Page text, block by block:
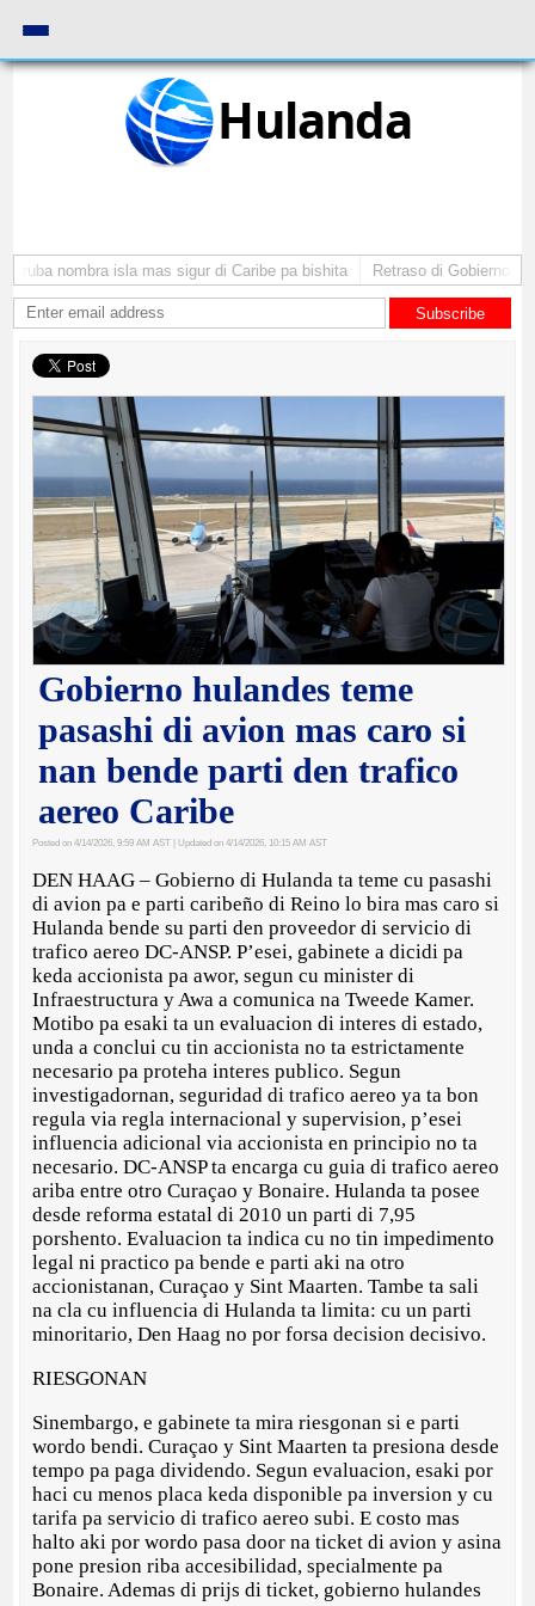
Hulanda
nombra isla mas sigur di Caribe pa bishita Retraso di Gobierno ta
Subscribe
Gobierno hulandes teme
pasashi di avion mas caro si
nan bende parti den trafico
aereo Caribe
Posted on 4/14/2026, 9:59 AM AST | Updated on 4/14/2026, 10:15 AM AST
DEN HAAG – Gobierno di Hulanda ta teme cu pasashi
di avion pa e parti caribeño di Reino lo bira mas caro si
Hulanda bende su parti den proveedor di servicio di
trafico aereo DC-ANSP. P’esei, gabinete a dicidi pa
keda accionista pa awor, segun cu minister di
Infraestructura y Awa a comunica na Tweede Kamer.
Motibo pa esaki ta un evaluacion di interes di estado,
unda a conclui cu tin accionista no ta estrictamente
necesario pa proteha interes publico. Segun
investigadornan, seguridad di trafico aereo ya ta bon
regula via regla internacional y supervision, p’esei
influencia adicional via accionista en principio no ta
necesario. DC-ANSP ta encarga cu guia di trafico aereo
ariba entre otro Curaçao y Bonaire. Hulanda ta posee
desde reforma estatal di 2010 un parti di 7,95
porshento. Evaluacion ta indica cu no tin impedimento
legal ni practico pa bende e parti aki na otro
accionistanan, Curaçao y Sint Maarten. Tambe ta sali
na cla cu influencia di Hulanda ta limita: cu un parti
minoritario, Den Haag no por forsa decision decisivo.
RIESGONAN
Sinembargo, e gabinete ta mira riesgonan si e parti
wordo bendi. Curaçao y Sint Maarten ta presiona desde
tempo pa paga dividendo. Segun evaluacion, esaki por
haci cu menos placa keda disponible pa inversion y cu
tarifa pa servicio di trafico aereo subi. E costo mas
halto aki por wordo pasa door na ticket di avion y asina
pone presion riba accesibilidad, specialmente pa
Bonaire. Ademas di prijs di ticket, gobierno hulandes